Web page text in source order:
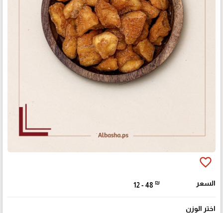
favorite_border
السعر 12 - 48 ₪
اختر الوزن